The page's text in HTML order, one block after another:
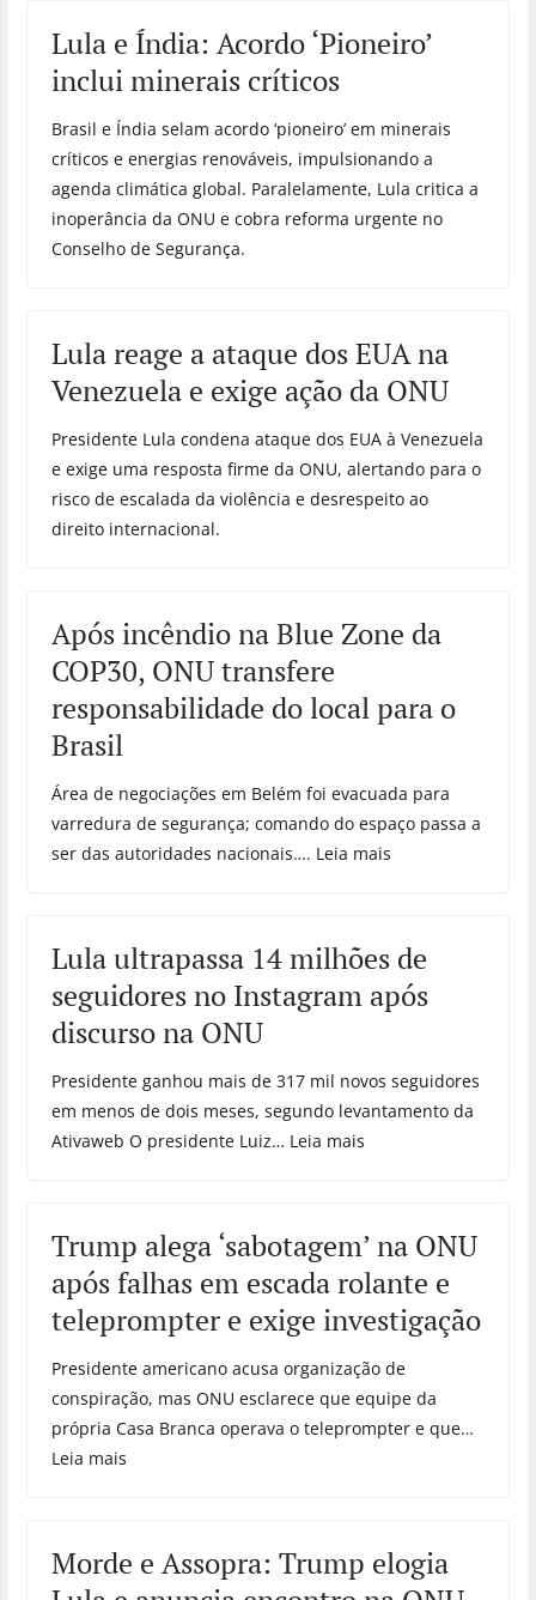
Lula e Índia: Acordo ‘Pioneiro’
inclui minerais críticos
Brasil e Índia selam acordo ‘pioneiro’ em minerais
críticos e energias renováveis, impulsionando a
agenda climática global. Paralelamente, Lula critica a
inoperância da ONU e cobra reforma urgente no
Conselho de Segurança.
Lula reage a ataque dos EUA na
Venezuela e exige ação da ONU
Presidente Lula condena ataque dos EUA à Venezuela
e exige uma resposta firme da ONU, alertando para o
risco de escalada da violência e desrespeito ao
direito internacional.
Após incêndio na Blue Zone da
COP30, ONU transfere
responsabilidade do local para o
Brasil
Área de negociações em Belém foi evacuada para
varredura de segurança; comando do espaço passa a
ser das autoridades nacionais…. Leia mais
Lula ultrapassa 14 milhões de
seguidores no Instagram após
discurso na ONU
Presidente ganhou mais de 317 mil novos seguidores
em menos de dois meses, segundo levantamento da
Ativaweb O presidente Luiz… Leia mais
Trump alega ‘sabotagem’ na ONU
após falhas em escada rolante e
teleprompter e exige investigação
Presidente americano acusa organização de
conspiração, mas ONU esclarece que equipe da
própria Casa Branca operava o teleprompter e que…
Leia mais
Morde e Assopra: Trump elogia